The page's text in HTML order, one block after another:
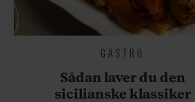
GASTRO
Sådan laver du den
sicilianske klassiker